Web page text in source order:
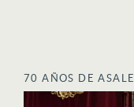
70 AÑOS DE ASALE